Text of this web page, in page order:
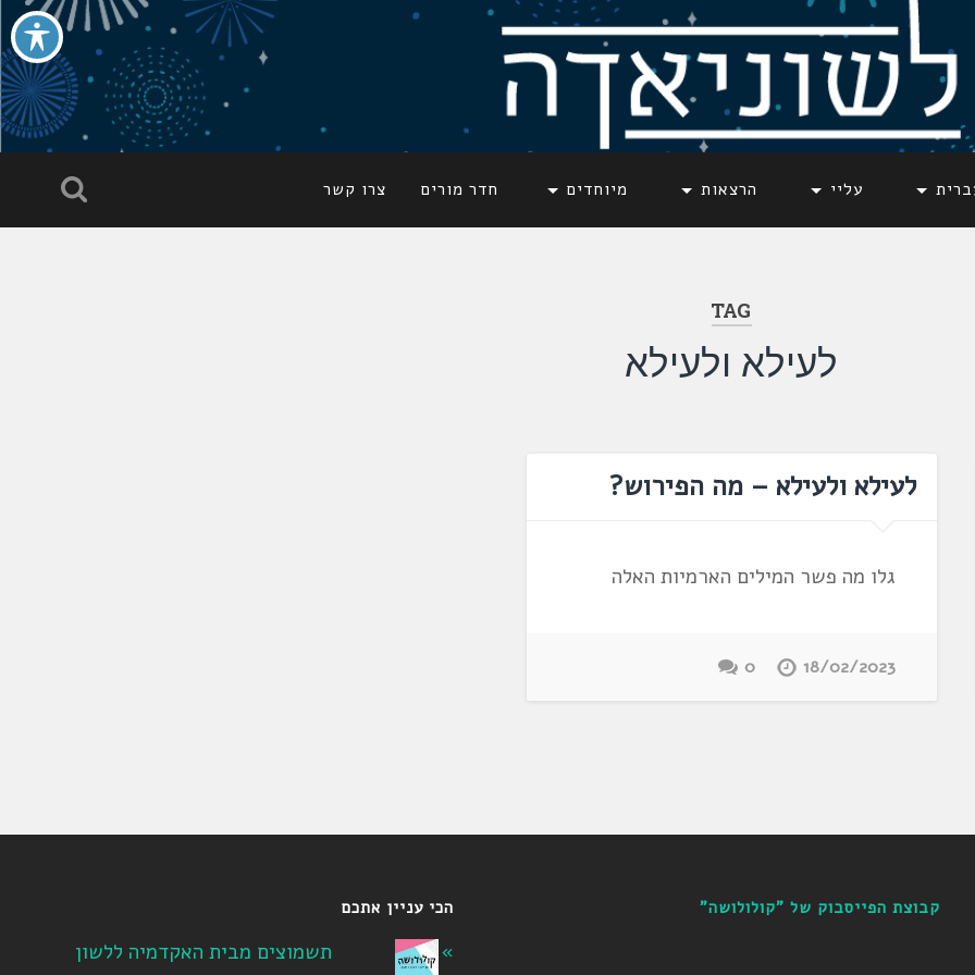
עליי הרצאות מיוחדים חדר מורים צרו קשר
TAG
לעילא ולעילא
לעילא ולעילא – מה הפירוש?
גלו מה פשר המילים הארמיות האלה
18/02/2023
0
קבוצת הפייסבוק של "קולולושה" הכי עניין אתכם
תשמוצים מבית האקדמיה ללשון